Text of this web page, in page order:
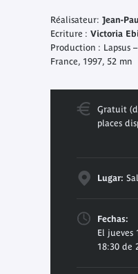
Réalisateur: Jean-
Ecriture : Victoria
Production : Lapsus
France, 1997, 52 mn
Gratuit
places
Lugar:
Fechas:
El jueves
18:30 de